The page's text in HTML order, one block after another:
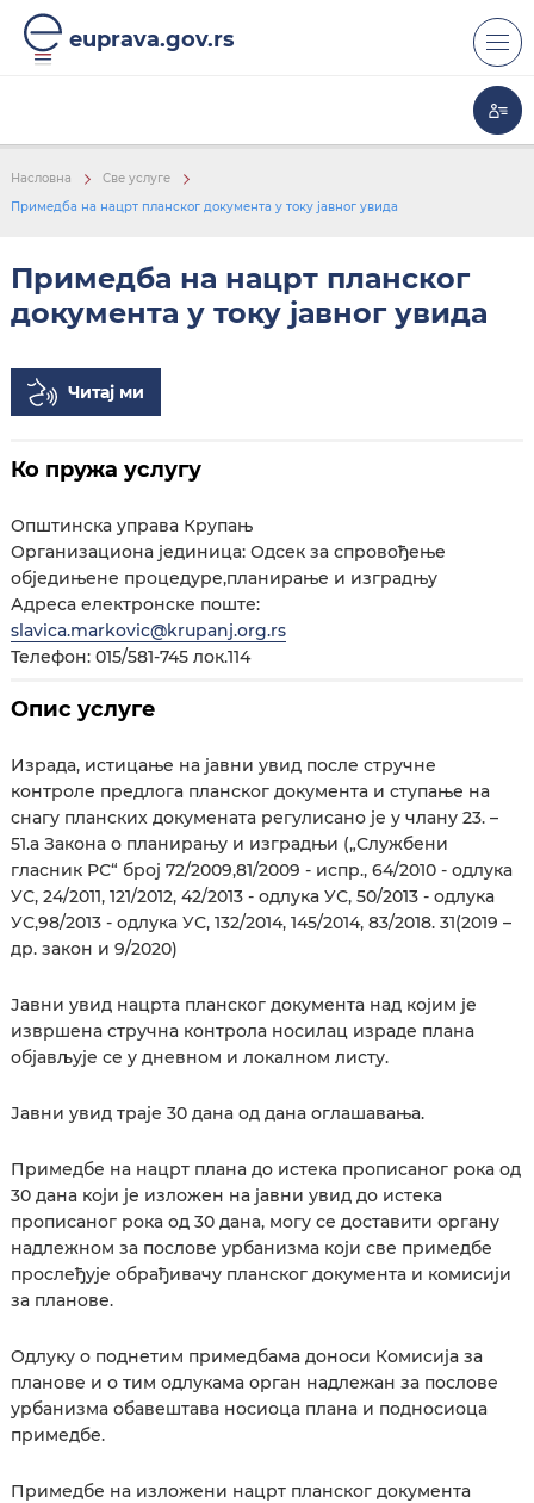
euprava.gov.rs
Насловна
Све услуге
Примедба на нацрт планског документа у току јавног увида
РОК И НАЧИН ДОСТАВЕ
Примедба на нацрт планског
документа у току јавног увида
Читај ми
Ко пружа услугу
Општинска управа Крупањ
Организациона јединица: Одсек за спровођење
обједињене процедуре,планирање и изградњу
Адреса електронске поште:
slavica.markovic@krupanj.org.rs
Телефон: 015/581-745 лок.114
Опис услуге
Израда, истицање на јавни увид после стручне
контроле предлога планског документа и ступање на
снагу планских докумената регулисано је у члану 23. –
51.а Закона о планирању и изградњи („Службени
гласник РС“ број 72/2009,81/2009 - испр., 64/2010 - одлука
УС, 24/2011, 121/2012, 42/2013 - одлука УС, 50/2013 - одлука
УС,98/2013 - одлука УС, 132/2014, 145/2014, 83/2018. 31(2019 –
др. закон и 9/2020)
Јавни увид нацрта планског документа над којим је
извршена стручна контрола носилац израде плана
објављује се у дневном и локалном листу.
Јавни увид траје 30 дана од дана оглашавања.
Примедбе на нацрт плана до истека прописаног рока од
30 дана који је изложен на јавни увид до истека
прописаног рока од 30 дана, могу се доставити органу
надлежном за послове урбанизма који све примедбе
прослеђује обрађивачу планског документа и комисији
за планове.
Одлуку о поднетим примедбама доноси Комисија за
планове и о тим одлукама орган надлежан за послове
урбанизма обавештава носиоца плана и подносиоца
примедбе.
Примедбе на изложени нацрт планског документа